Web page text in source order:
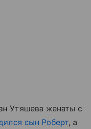
Утяшева женаты с
сын Роберт, а